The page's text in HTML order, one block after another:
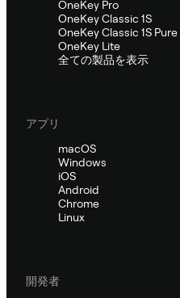
OneKey Pro
OneKey Classic 1S
OneKey Classic 1S Pure
OneKey Lite
全ての製品を表示
アプリ
macOS
Windows
iOS
Android
Chrome
Linux
開発者